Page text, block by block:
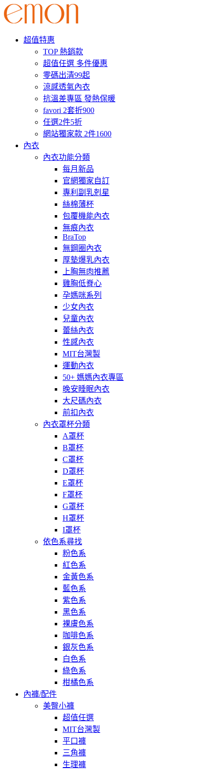
超值特惠
TOP 熱銷款
超值任選 多件優惠
零碼出清99起
涼感透氣內衣
抗溫差專區 發熱保暖
favori 2套折900
任選2件5折
網站獨家款 2件1600
內衣
內衣功能分類
每月新品
官網獨家自訂
專利副乳剋星
絲棉薄杯
包覆機能內衣
無痕內衣
BraTop
無鋼圈內衣
厚墊爆乳內衣
上胸無肉推薦
雞胸低脊心
孕媽咪系列
少女內衣
兒童內衣
蕾絲內衣
性感內衣
MIT台灣製
運動內衣
50+ 媽媽內衣專區
晚安睡眠內衣
大尺碼內衣
前扣內衣
內衣罩杯分類
A罩杯
B罩杯
C罩杯
D罩杯
E罩杯
F罩杯
G罩杯
H罩杯
I罩杯
依色系尋找
粉色系
紅色系
金黃色系
藍色系
紫色系
黑色系
裸膚色系
咖啡色系
銀灰色系
白色系
綠色系
柑橘色系
內褲/配件
美臀小褲
超值任選
MIT台灣製
平口褲
三角褲
生理褲